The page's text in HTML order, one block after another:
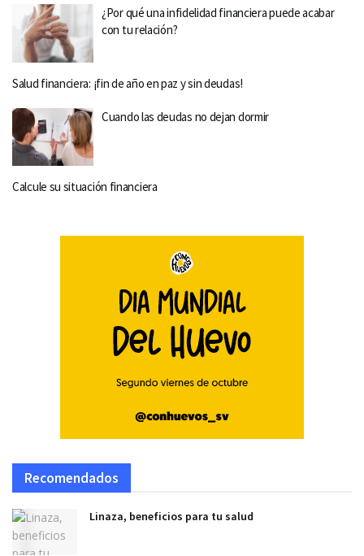
¿Por qué una infidelidad financiera puede acabar
con tu relación?
Salud financiera: ¡fin de año en paz y sin deudas!
Cuando las deudas no dejan dormir
Calcule su situación financiera
Recomendados
Linaza, beneficios para tu salud